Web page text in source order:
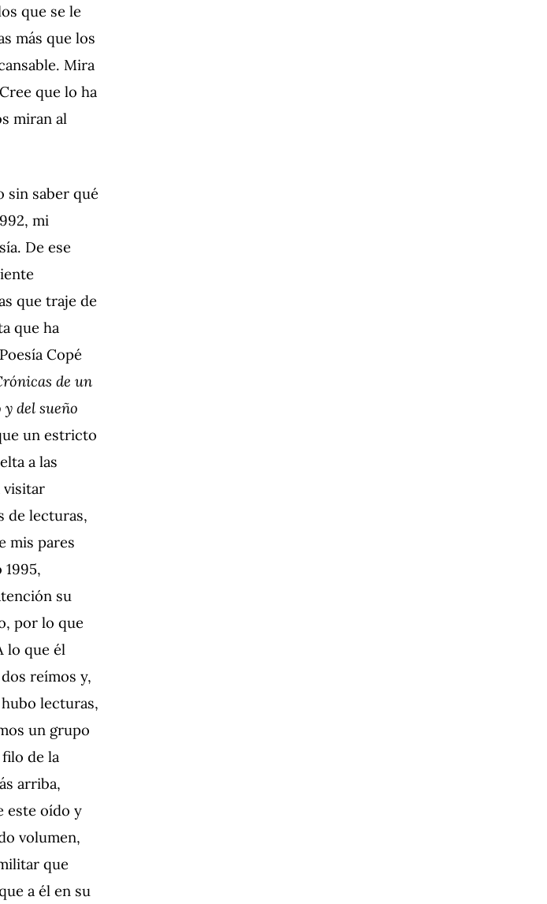
que se le
más que los
Mira
que lo ha
miran al
sin saber qué
mi
De ese
que traje de
que ha
Copé
de un
del sueño
un estricto
a las
visitar
de lecturas,
mis pares
su
por lo que
lo que él
reímos y,
lecturas,
un grupo
de la
arriba,
este oído y
volumen,
que
a él en su